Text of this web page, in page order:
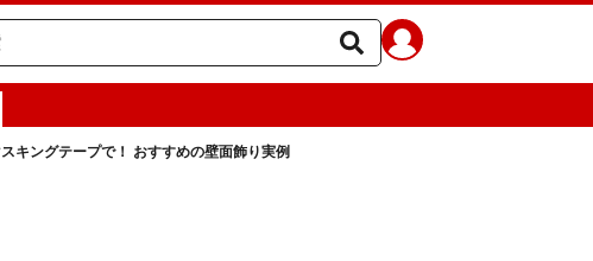
キングテープで！ おすすめの壁面飾り実例